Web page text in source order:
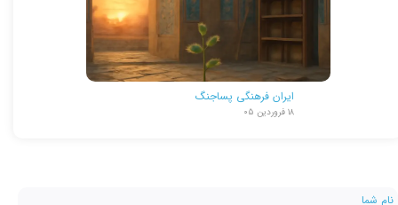
ایران فرهنگی پساجنگ
۱۸ فروردین ۰۵